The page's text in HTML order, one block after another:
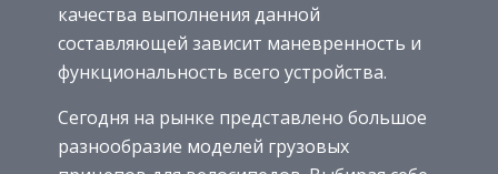
качества выполнения данной
составляющей зависит маневренность и
функциональность всего устройства.
Сегодня на рынке представлено большое
разнообразие моделей грузовых